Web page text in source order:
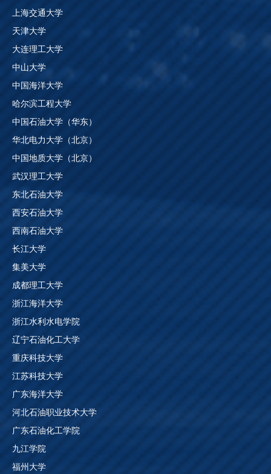
上海交通大学
天津大学
大连理工大学
中山大学
中国海洋大学
哈尔滨工程大学
中国石油大学（华东）
华北电力大学（北京）
中国地质大学（北京）
武汉理工大学
东北石油大学
西安石油大学
西南石油大学
长江大学
集美大学
成都理工大学
浙江海洋大学
浙江水利水电学院
辽宁石油化工大学
重庆科技大学
江苏科技大学
广东海洋大学
河北石油职业技术大学
广东石油化工学院
九江学院
福州大学